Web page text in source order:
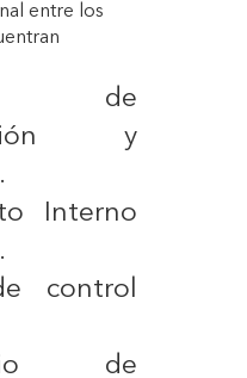
entre los
de
y
Interno
control
de